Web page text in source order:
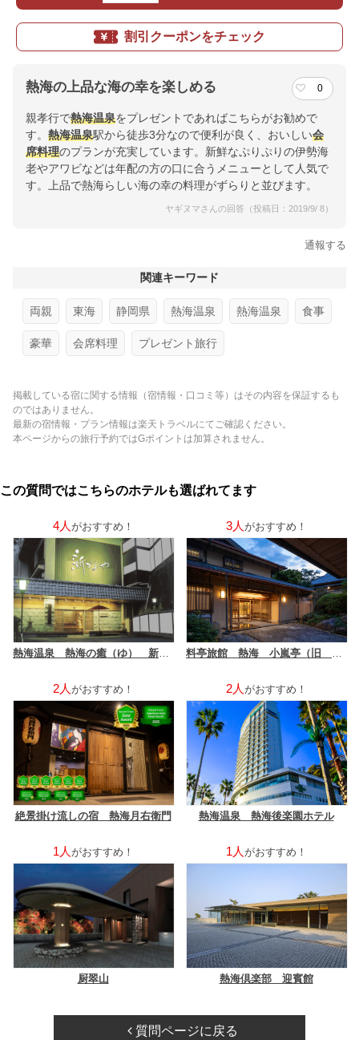
割引クーポンをチェック
熱海の上品な海の幸を楽しめる 0
親孝行で熱海温泉をプレゼントであればこちらがお勧めで
す。 熱海温泉駅から徒歩3分なので便利が良く、おいしい会
席料理のプランが充実しています。新鮮なぷりぷりの伊勢海
老やアワビなどは年配の方の口に合うメニューとして人気で
す。上品で熱海らしい海の幸の料理がずらりと並びます。
ヤギヌマさんの回答（投稿日：2019/9/ 8）
通報する
関連キーワード
両親 東海 静岡県 熱海温泉 熱海温泉 食事
豪華 会席料理 プレゼント旅行
掲載している宿に関する情報（宿情報・口コミ等）はその内容を保証するも
のではありません。
最新の宿情報・プラン情報は楽天トラベルにてご確認ください。
本ページからの旅行予約ではGポイントは加算されません。
この質問ではこちらのホテルも選ばれてます
4人 がおすすめ！
熱海温泉 熱海の癒（ゆ） 新かどや
3人 がおすすめ！
料亭旅館 熱海 小嵐亭（旧 迎賓館 熱海小嵐亭）
2人 がおすすめ！
絶景掛け流しの宿 熱海月右衛門
2人 がおすすめ！
熱海温泉 熱海後楽園ホテル
1人 がおすすめ！
厨翠山
1人 がおすすめ！
熱海倶楽部 迎賓館
質問ページに戻る